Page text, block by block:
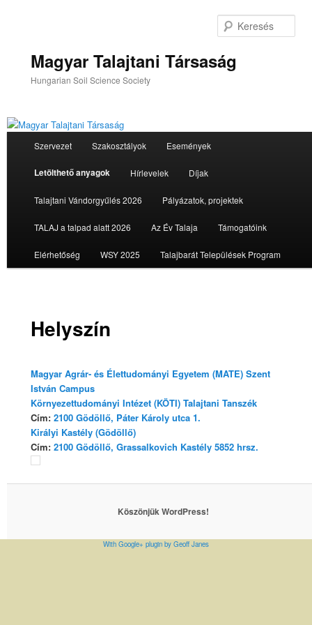
Magyar Talajtani Társaság
Hungarian Soil Science Society
Szervezet Szakosztályok Események
Letölthető anyagok Hírlevelek Díjak
Talajtani Vándorgyűlés 2026 Pályázatok, projektek
TALAJ a talpad alatt 2026 Az Év Talaja Támogatóink
Elérhetőség WSY 2025 Talajbarát Települések Program
Helyszín
Magyar Agrár- és Élettudományi Egyetem (MATE) Szent
István Campus
Környezettudományi Intézet (KÖTI) Talajtani Tanszék
Cím:2100 Gödöllő, Páter Károly utca 1.
Királyi Kastély (Gödöllő)
Cím:2100 Gödöllő, Grassalkovich Kastély 5852 hrsz.
Köszönjük WordPress!
With Google+ plugin by Geoff Janes